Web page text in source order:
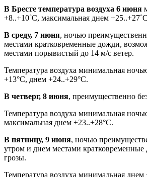
В Бресте температура воздуха 6 июня
+8..+10˚С, максимальная днем
В среду, 7 июня, ночью
местами кратковременные дожди,
местами порывистый до 14 м/с ветер.
Температура воздуха минимальная
+13°С, днем +24..+29°С.
В четверг, 8 июня, преимущественно
Температура воздуха минимальная
максимальная днем +23..+28°С.
В пятницу, 9 июня, ночью
утром и днем местами
грозы.
Температура воздуха минимальная днем